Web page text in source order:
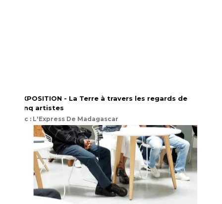
EXPOSITION - La Terre à travers les regards de
cinq artistes
src : L'Express De Madagascar